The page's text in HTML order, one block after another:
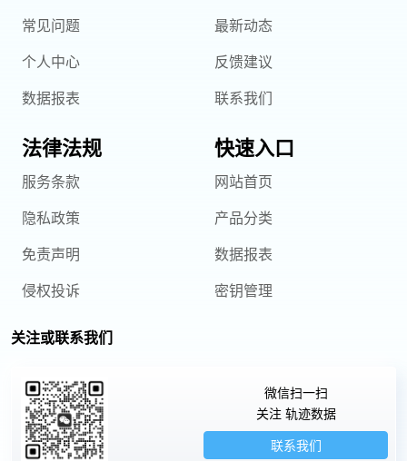
常见问题
个人中心
数据报表
最新动态
反馈建议
联系我们
法律法规
服务条款
隐私政策
免责声明
侵权投诉
快速入口
网站首页
产品分类
数据报表
密钥管理
关注或联系我们
微信扫一扫
关注 轨迹数据
联系我们